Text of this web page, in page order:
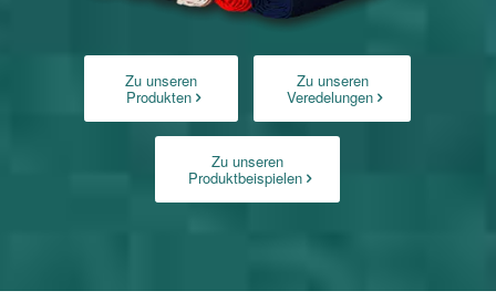
Zu unseren
Produkten
Zu unseren
Veredelungen
Zu unseren
Produktbeispielen